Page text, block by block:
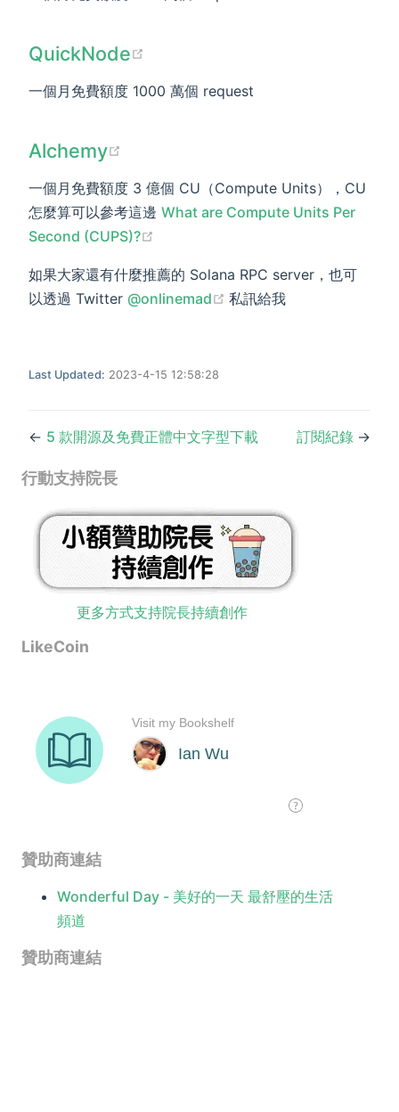
QuickNode
一個月免費額度 1000 萬個 request
Alchemy
一個月免費額度 3 億個 CU（Compute Units），CU
怎麼算可以參考這邊 What are Compute Units Per
Second (CUPS)?
如果大家還有什麼推薦的 Solana RPC server，也可
以透過 Twitter @onlinemad (opens new window)
私訊給我
Last Updated: 2023-4-15 12:58:28
← 5 款開源及免費正體中文字型下載 訂閱紀錄 →
行動支持院長
更多方式支持院長持續創作
LikeCoin
贊助商連結
Wonderful Day - 美好的一天 最舒壓的生活
頻道
贊助商連結